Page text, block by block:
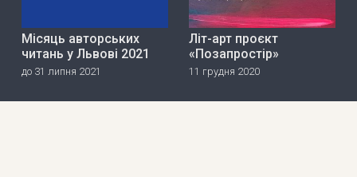
Місяць авторських
читань у Львові 2021
до 31 липня 2021
Літ-арт проєкт
«Позапростір»
11 грудня 2020